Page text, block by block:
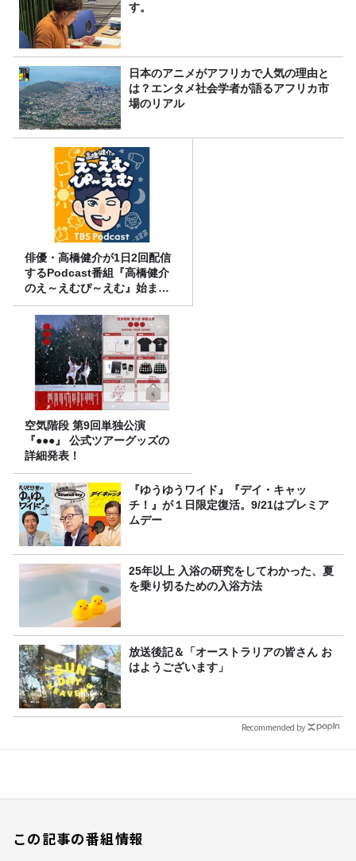
す。
日本のアニメがアフリカで人気の理由と
は？エンタメ社会学者が語るアフリカ市
場のリアル
俳優・高橋健介が1日2回配信
するPodcast番組『高橋健介
のえ～えむぴ～えむ』始まり
ます
空気階段 第9回単独公演
『●●●』 公式ツアーグッズの
詳細発表！
『ゆうゆうワイド』『デイ・キャッ
チ！』が１日限定復活。9/21はプレミア
ムデー
25年以上 入浴の研究をしてわかった、夏
を乗り切るための入浴方法
放送後記＆「オーストラリアの皆さん お
はようございます」
Recommended by
この記事の番組情報